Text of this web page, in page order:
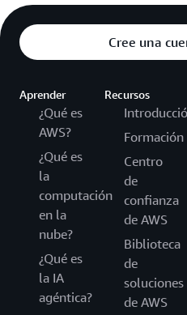
Cree una
Aprender
¿Qué es
AWS?
¿Qué es
la
computación
en la
nube?
¿Qué es
la IA
agéntica?
Recursos
Formación
Centro
de
confianza
de AWS
Biblioteca
de
soluciones
de AWS